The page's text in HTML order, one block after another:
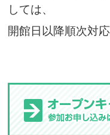
しては、
開館日以降順次対